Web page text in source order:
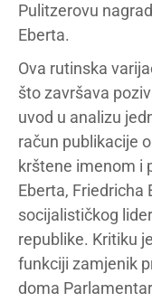
Pulitzerovu
Eberta.
Ova rutinska
što završava
uvod u analizu
račun publikacije
krštene imenom i
Eberta, Friedricha
socijalističkog
republike. Kritiku
funkciji zamjenik
doma